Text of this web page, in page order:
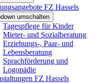
FZ Hassels
umschalten
Tagespflege für Kinder
Mieter- und Sozialberatung
Erziehungs-, Paar- und
Lebensberatung
Sprachförderung und
Logopädie
FZ Hassels